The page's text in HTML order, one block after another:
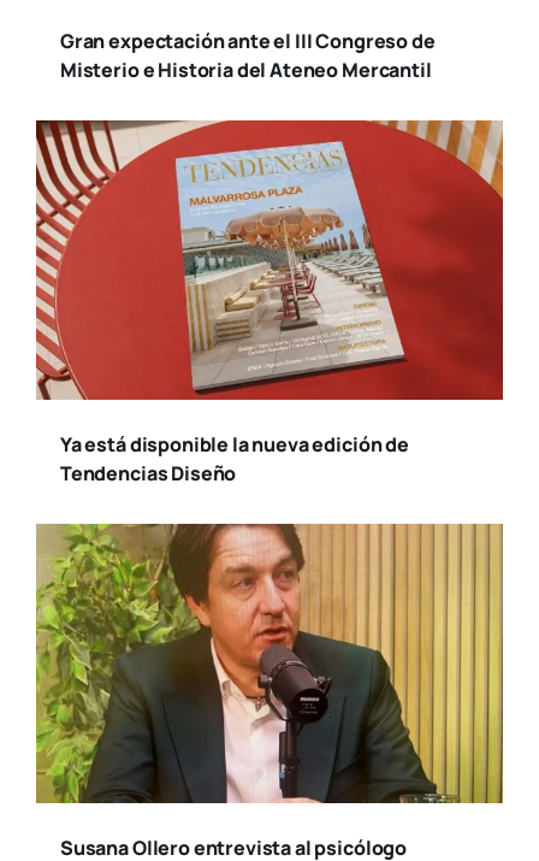
Gran expectación ante el III Congreso de
Misterio e Historia del Ateneo Mercantil
Ya está disponible la nueva edición de
Tendencias Diseño
Susana Ollero entrevista al psicólogo